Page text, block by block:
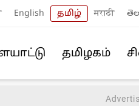
English தமிழ் मराठी
த‌மிழக‌ம்